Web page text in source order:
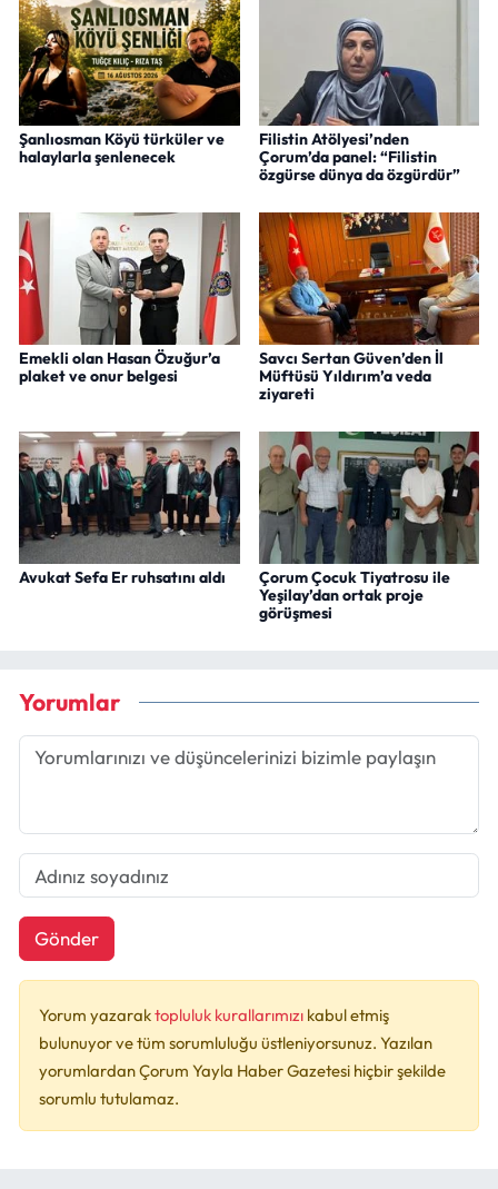
Şanlıosman Köyü türküler ve
halaylarla şenlenecek
Filistin Atölyesi’nden
Çorum’da panel: “Filistin
özgürse dünya da özgürdür”
Emekli olan Hasan Özuğur’a
plaket ve onur belgesi
Savcı Sertan Güven’den İl
Müftüsü Yıldırım’a veda
ziyareti
Avukat Sefa Er ruhsatını aldı
Çorum Çocuk Tiyatrosu ile
Yeşilay’dan ortak proje
görüşmesi
Yorumlar
Gönder
Yorum yazaraktopluluk kurallarımızı kabul etmiş
bulunuyor ve tüm sorumluluğu üstleniyorsunuz. Yazılan
yorumlardan Çorum Yayla Haber Gazetesi hiçbir şekilde
sorumlu tutulamaz.